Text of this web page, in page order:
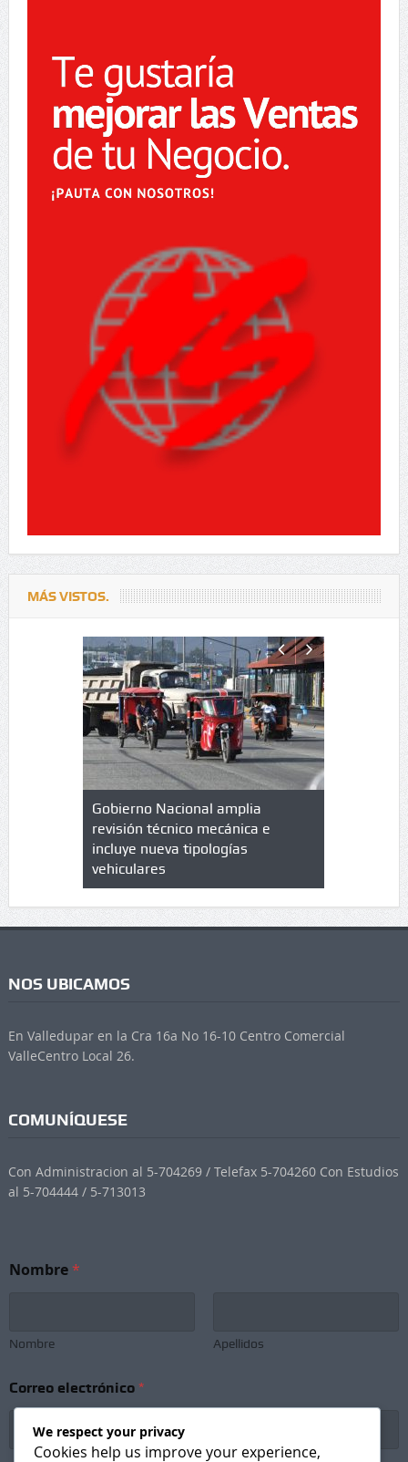
MÁS VISTOS.
de
en
Gobierno Nacional amplia
revisión técnico mecánica e
incluye nueva tipologías
vehiculares
NOS UBICAMOS
En Valledupar en la Cra 16a No 16-10 Centro Comercial
ValleCentro Local 26.
COMUNÍQUESE
Con Administracion al 5-704269 / Telefax 5-704260 Con Estudios
al 5-704444 / 5-713013
o
o
r
Nombre*
Nombre Apellidos
Correo electrónico *
We respect your privacy
Cookies help us improve your experience,